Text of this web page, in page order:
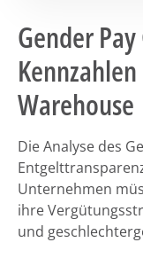
Gender
Warehouse
Die Analyse des
Unternehmen
ihre
und